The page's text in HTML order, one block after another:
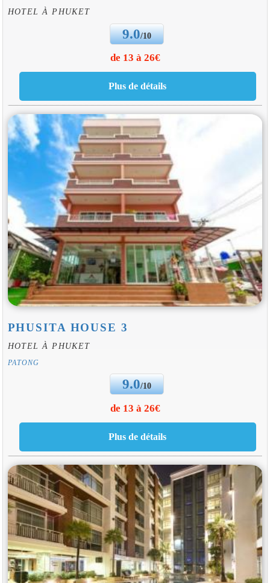
HOTEL À PHUKET
9.0/10
de 13 à 26€
PHUSITA HOUSE 3
HOTEL À PHUKET
PATONG
9.0/10
de 13 à 26€